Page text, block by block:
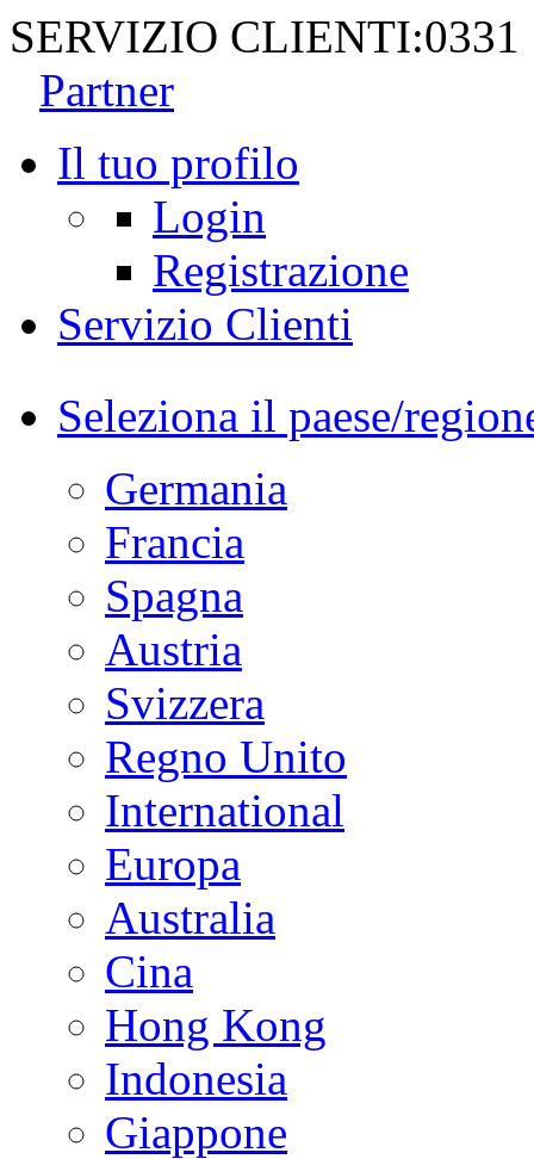
SERVIZIO CLIENTI:0331
Partner
Il tuo profilo
Login
Registrazione
Servizio Clienti
Seleziona il paese/
Germania
Francia
Spagna
Austria
Svizzera
Regno Unito
International
Europa
Australia
Cina
Hong Kong
Indonesia
Giappone